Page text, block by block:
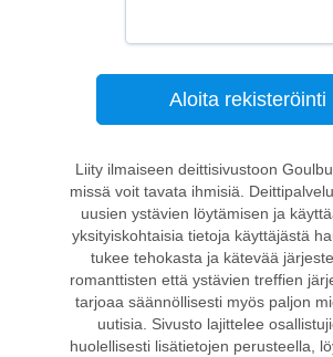
Aloita rekisteröinti
Liity ilmaiseen deittisivustoon
missä voit tavata ihmisiä.
uusien ystävien löytämisen ja
yksityiskohtaisia tietoja käyttäjästä
tukee tehokasta ja kätevää
romanttisten että ystävien treffien
tarjoaa säännöllisesti myös paljon
uutisia. Sivusto lajittelee
huolellisesti lisätietojen perusteella,